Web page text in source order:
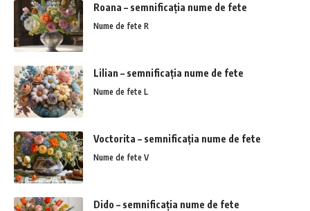
Roana – semnificația nume de fete
Nume de fete R
Lilian – semnificația nume de fete
Nume de fete L
Voctorita – semnificația nume de fete
Nume de fete V
Dido – semnificația nume de fete